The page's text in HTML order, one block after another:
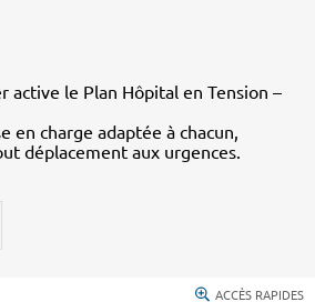
active le Plan Hôpital en Tension –
en charge adaptée à chacun,
déplacement aux urgences.
ACCÈS RAPIDES